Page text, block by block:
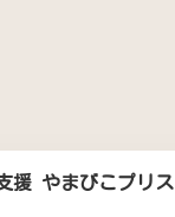
援 やまびこプリ